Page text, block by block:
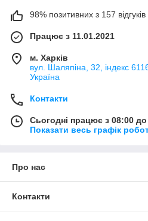
98% позитивних з 157 відгуків
Працює з 11.01.2021
м. Харків
вул. Шаляпіна, 32, індекс
Україна
Контакти
Сьогодні працює з 08:00
Показати весь графік
Про нас
Контакти